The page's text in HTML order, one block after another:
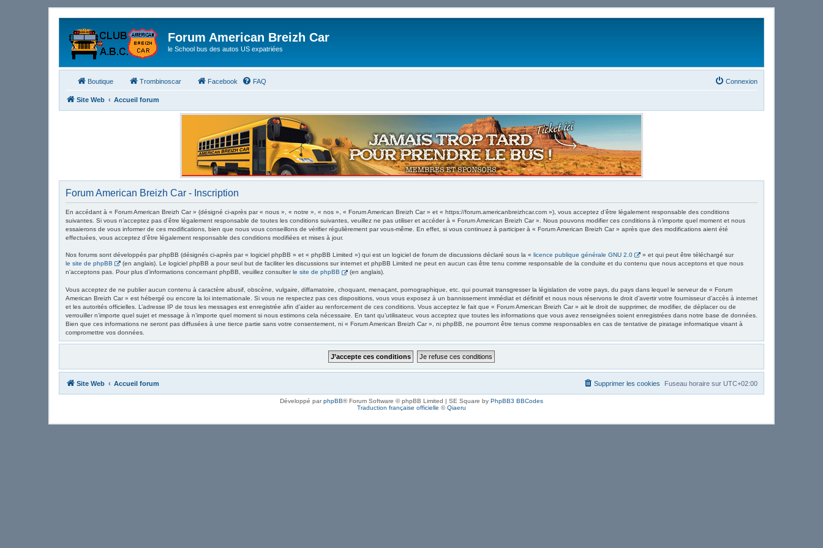
Forum American Breizh Car
le School bus des autos US expatriées
Boutique Trombinoscar Facebook FAQ Connexion
Site Web Accueil forum
Forum American Breizh Car - Inscription
En accédant à « Forum American Breizh Car » (désigné ci-après par « nous », « notre », « nos », « Forum American Breizh Car » et « https://forum.americanbreizhcar.com »), vous acceptez d’être légalement responsable des conditions
suivantes. Si vous n’acceptez pas d’être légalement responsable de toutes les conditions suivantes, veuillez ne pas utiliser et accéder à « Forum American Breizh Car ». Nous pouvons modifier ces conditions à n’importe quel moment et nous
essaierons de vous informer de ces modifications, bien que nous vous conseillons de vérifier régulièrement par vous-même. En effet, si vous continuez à participer à « Forum American Breizh Car » après que des modifications aient été
effectuées, vous acceptez d’être légalement responsable des conditions modifiées et mises à jour.
Nos forums sont développés par phpBB (désignés ci-après par « logiciel phpBB » et « phpBB Limited ») qui est un logiciel de forum de discussions déclaré sous la « licence publique générale GNU 2.0
» et qui peut être téléchargé sur
le site de phpBB
(en anglais). Le logiciel phpBB a pour seul but de faciliter les discussions sur internet et phpBB Limited ne peut en aucun cas être tenu comme responsable de la conduite et du contenu que nous acceptons et que nous
n’acceptons pas. Pour plus d’informations concernant phpBB, veuillez consulterle site de phpBB (en anglais).
Vous acceptez de ne publier aucun contenu à caractère abusif, obscène, vulgaire, diffamatoire, choquant, menaçant, pornographique, etc. qui pourrait transgresser la législation de votre pays, du pays dans lequel le serveur de « Forum
American Breizh Car » est hébergé ou encore la loi internationale. Si vous ne respectez pas ces dispositions, vous vous exposez à un bannissement immédiat et définitif et nous nous réservons le droit d’avertir votre fournisseur d’accès à internet
et les autorités officielles. L’adresse IP de tous les messages est enregistrée afin d’aider au renforcement de ces conditions. Vous acceptez le fait que « Forum American Breizh Car » ait le droit de supprimer, de modifier, de déplacer ou de
verrouiller n’importe quel sujet et message à n’importe quel moment si nous estimons cela nécessaire. En tant qu’utilisateur, vous acceptez que toutes les informations que vous avez renseignées soient enregistrées dans notre base de données.
Bien que ces informations ne seront pas diffusées à une tierce partie sans votre consentement, ni « Forum American Breizh Car », ni phpBB, ne pourront être tenus comme responsables en cas de tentative de piratage informatique visant à
compromettre vos données.
Site Web Accueil forum Fuseau horaire sur UTC+02:00
Supprimer les cookies
Développé parphpBB® Forum Software © phpBB Limited | SE Square by PhpBB3 BBCodes
Traduction française officielle ©Qiaeru